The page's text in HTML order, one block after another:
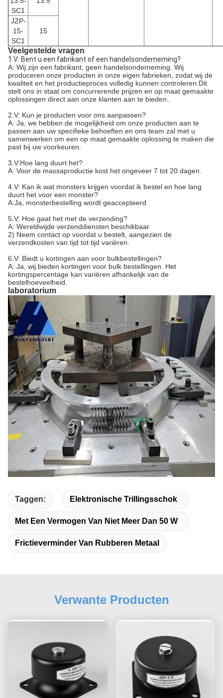
SC1
JZP-
15-
SC1
15
Veelgestelde vragen
1.V: Bent u een fabrikant of een handelsonderneming?
A: Wij zijn een fabrikant, geen handelsonderneming. Wij
produceren onze producten in onze eigen fabrieken, zodat wij de
kwaliteit en het productieproces volledig kunnen controleren.Dit
stelt ons in staat om concurrerende prijzen en op maat gemaakte
oplossingen direct aan onze klanten aan te bieden..
2.V: Kun je producten voor ons aanpassen?
A: Ja, we hebben de mogelijkheid om onze producten aan te
passen aan uw specifieke behoeften.en ons team zal met u
samenwerken om een op maat gemaakte oplossing te maken die
past bij uw voorkeuren.
3.V:Hoe lang duurt het?
A: Voor de massaproductie kost het ongeveer 7 tot 20 dagen.
4.V: Kan ik wat monsters krijgen voordat ik bestel en hoe lang
duurt het voor een monster?
A:Ja, monsterbestelling wordt geaccepteerd
5.V: Hoe gaat het met de verzending?
A: Wereldwijde verzenddiensten beschikbaar
2) Neem contact op voordat u bestelt, aangezien de
verzendkosten van tijd tot tijd variëren.
6.V: Biedt u kortingen aan voor bulkbestellingen?
A: Ja, wij bieden kortingen voor bulk bestellingen. Het
kortingspercentage kan variëren afhankelijk van de
bestelhoeveelheid.
laboratorium
Taggen: Elektronische Trillingsschok
Met Een Vermogen Van Niet Meer Dan 50 W
Frictieverminder Van Rubberen Metaal
Verwante Producten